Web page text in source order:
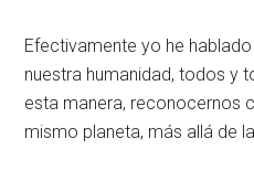
Efectivamente yo he
nuestra humanidad, todos y
esta manera, reconocernos
mismo planeta, más allá de